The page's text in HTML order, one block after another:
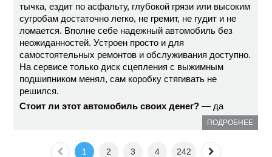
тычка, ездит по асфальту, глубокой грязи или высоким
сугробам достаточно легко, не гремит, не гудит и не
ломается. Вполне себе надежный автомобиль без
неожиданностей. Устроен просто и для
самостоятельных ремонтов и обслуживания доступно.
На сервисе только диск сцепления с выжимным
подшипником менял, сам коробку стягивать не
решился.
Стоит ли этот автомобиль своих денег? — да
ПОДРОБНЕЕ
1 2 3 4 242